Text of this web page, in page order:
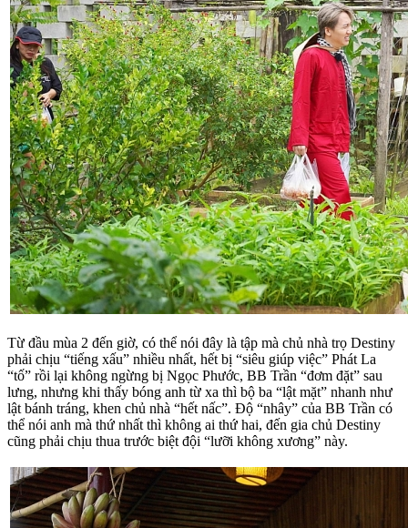
Từ đầu mùa 2 đến giờ, có thể nói đây là tập mà chủ nhà trọ Destiny
phải chịu “tiếng xấu” nhiều nhất, hết bị “siêu giúp việc” Phát La
“tố” rồi lại không ngừng bị Ngọc Phước, BB Trần “đơm đặt” sau
lưng, nhưng khi thấy bóng anh từ xa thì bộ ba “lật mặt” nhanh như
lật bánh tráng, khen chủ nhà “hết nấc”. Độ “nhây” của BB Trần có
thể nói anh mà thứ nhất thì không ai thứ hai, đến gia chủ Destiny
cũng phải chịu thua trước biệt đội “lưỡi không xương” này.